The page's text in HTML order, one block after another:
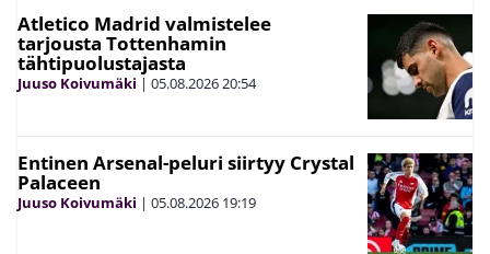
Atletico Madrid valmistelee
tarjousta Tottenhamin
tähtipuolustajasta
Juuso Koivumäki | 05.08.202620:54
Entinen Arsenal-peluri siirtyy Crystal
Palaceen
Juuso Koivumäki | 05.08.2026 19:19